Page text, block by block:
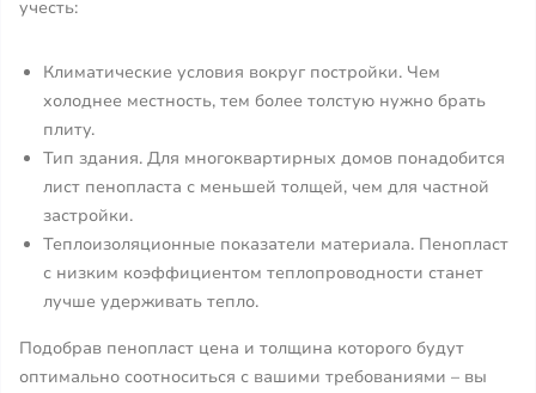
учесть:
Климатические условия вокруг постройки. Чем
холоднее местность, тем более толстую нужно брать
плиту.
Тип здания. Для многоквартирных домов понадобится
лист пенопласта с меньшей толщей, чем для частной
застройки.
Теплоизоляционные показатели материала. Пенопласт
с низким коэффициентом теплопроводности станет
лучше удерживать тепло.
Подобрав пенопласт цена и толщина которого будут
оптимально соотноситься с вашими требованиями – вы